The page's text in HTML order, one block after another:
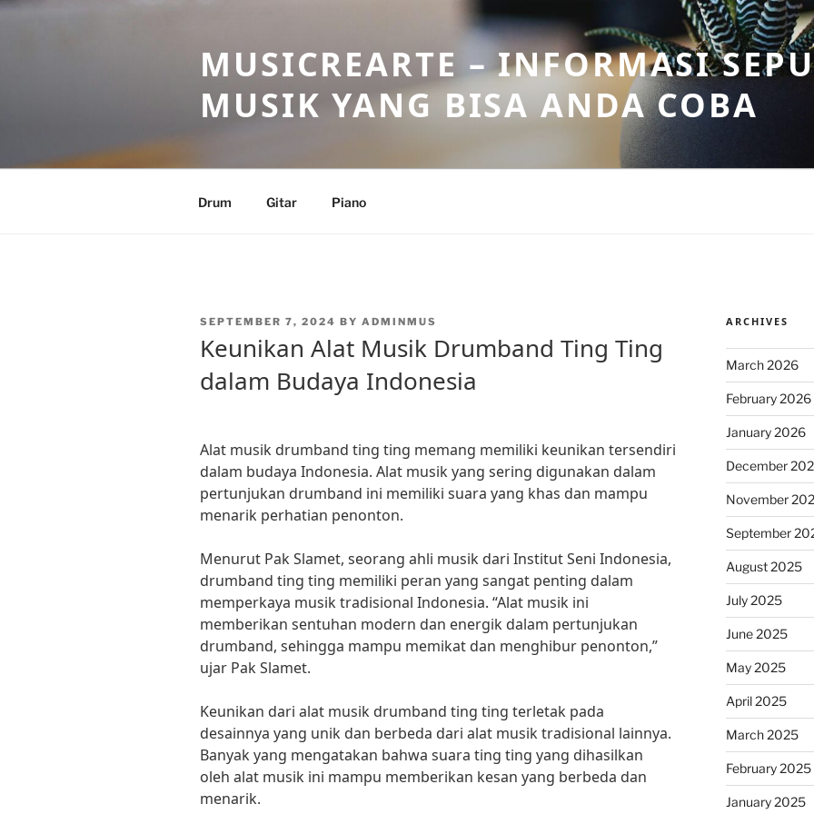
Skip
MUSICREARTE – INFORMASI
MUSIK YANG BISA ANDA COBA
Drum Gitar Piano
POSTED
SEPTEMBER 7, 2024 BY ADMINMUS
Keunikan Alat Musik Drumband Ting Ting
dalam Budaya Indonesia
Alat musik drumband ting ting memang memiliki keunikan tersendiri
dalam budaya Indonesia. Alat musik yang sering digunakan dalam
pertunjukan drumband ini memiliki suara yang khas dan mampu
menarik perhatian penonton.
Menurut Pak Slamet, seorang ahli musik dari Institut Seni Indonesia,
drumband ting ting memiliki peran yang sangat penting dalam
memperkaya musik tradisional Indonesia. “Alat musik ini
memberikan sentuhan modern dan energik dalam pertunjukan
drumband, sehingga mampu memikat dan menghibur penonton,”
ujar Pak Slamet.
Keunikan dari alat musik drumband ting ting terletak pada
desainnya yang unik dan berbeda dari alat musik tradisional lainnya.
Banyak yang mengatakan bahwa suara ting ting yang dihasilkan
oleh alat musik ini mampu memberikan kesan yang berbeda dan
menarik.
ARCHIVES
March 2026
February 2026
January 2026
December
November
September
August 2025
July 2025
June 2025
May 2025
April 2025
March 2025
February 2025
January 2025